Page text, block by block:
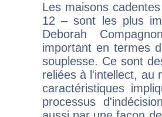
Les maisons
12 – sont les plus
Deborah
important en termes
souplesse. Ce sont
reliées à l'intellect, au
caractéristiques
processus